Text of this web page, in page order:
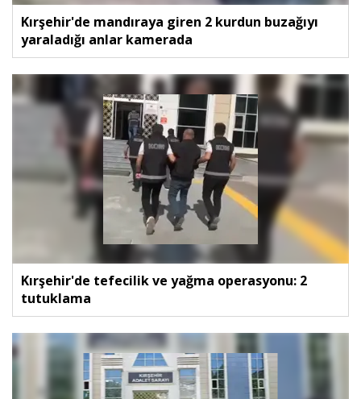
Kırşehir'de mandıraya giren 2 kurdun buzağıyı
yaraladığı anlar kamerada
Kırşehir'de tefecilik ve yağma operasyonu: 2
tutuklama